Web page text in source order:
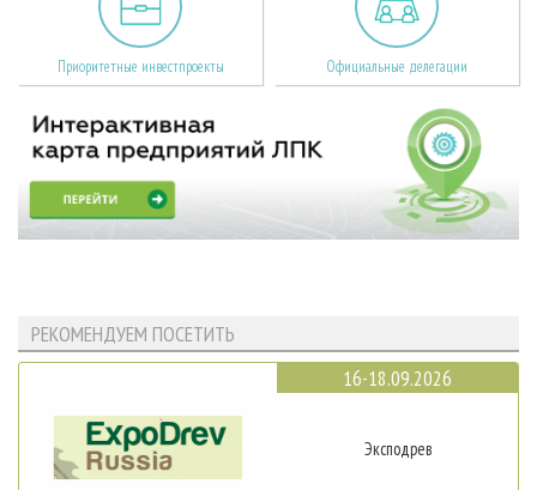
Приоритетные инвестпроекты Официальные делегации
РЕКОМЕНДУЕМ ПОСЕТИТЬ
16-18.09.2026
Эксподрев